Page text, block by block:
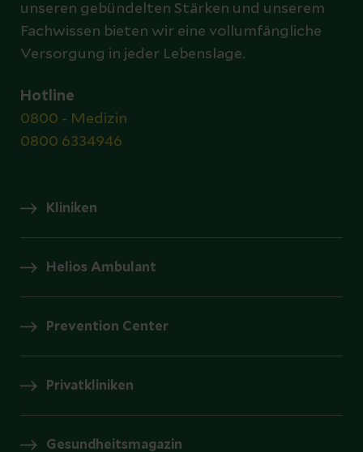
unseren gebündelten Stärken und unserem
Fachwissen bieten wir eine vollumfängliche
Versorgung in jeder Lebenslage.
Hotline
0800 - Medizin
0800 6334946
Kliniken
Helios Ambulant
Prevention Center
Privatkliniken
Gesundheitsmagazin